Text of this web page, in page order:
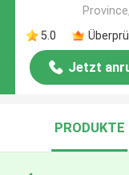
5.0
Jetzt
PRODUKTE